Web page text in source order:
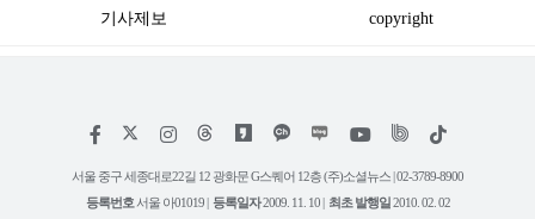
기사제보 copyright
페
스
인
타
램
위
트
유
틱
서울 중구 세종대로22길 12 광화문 G스퀘어 12층 (주)소셜뉴스 | 02-3789-8900
등록번호서울 아01019 | 등록일자2009. 11. 10 | 최초 발행일 2010. 02. 02